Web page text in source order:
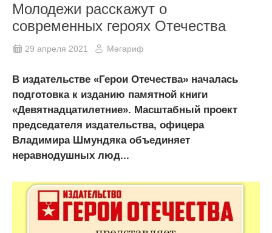
Молодежи расскажут о
современных героях Отечества
29 апреля 2021 Мәгариф
В издательстве «Герои Отечества» началась
подготовка к изданию памятной книги
«Девятнадцатилетние». Масштабный проект
председателя издательства, офицера
Владимира Шмундяка объединяет
неравнодушных люд...